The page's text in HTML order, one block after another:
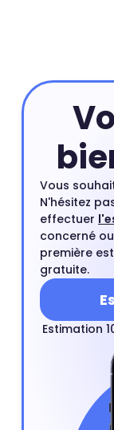
Vous
N'hésitez
effectuer
concerné
première
gratuite.
Estimation